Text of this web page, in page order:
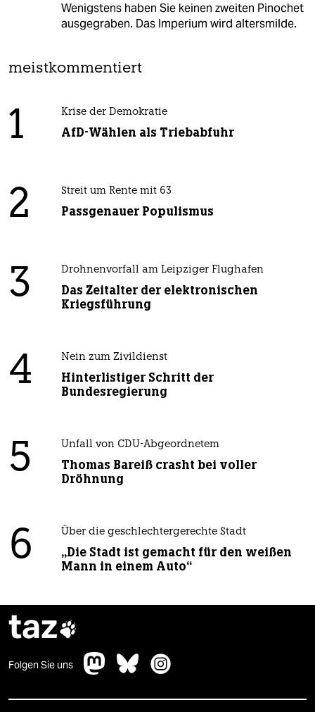
Wenigstens haben Sie keinen zweiten Pinochet
ausgegraben. Das Imperium wird altersmilde.
meistkommentiert
1 Krise der Demokratie
AfD-Wählen als Triebabfuhr
2 Streit um Rente mit 63
Passgenauer Populismus
3 Drohnenvorfall am Leipziger Flughafen
Das Zeitalter der elektronischen
Kriegsführung
4 Nein zum Zivildienst
Hinterlistiger Schritt der
Bundesregierung
5 Unfall von CDU-Abgeordnetem
Thomas Bareiß crasht bei voller
Dröhnung
6 Über die geschlechtergerechte Stadt
„Die Stadt ist gemacht für den weißen
Mann in einem Auto“
taz
Folgen Sie uns